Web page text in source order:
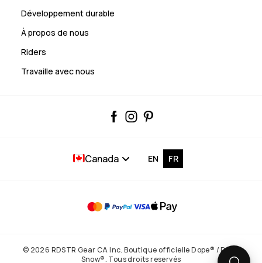
Développement durable
À propos de nous
Riders
Travaille avec nous
EN FR
Canada
© 2026 RDSTR Gear CA Inc. Boutique officielle Dope® / Dope
Snow®. Tous droits reservés